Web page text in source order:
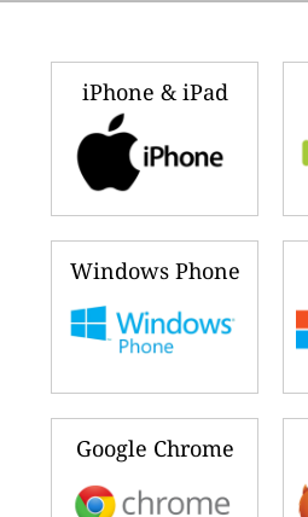
iPhone & iPad
Windows Phone
Google Chrome